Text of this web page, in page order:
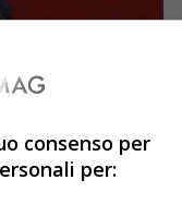
consenso per
per: